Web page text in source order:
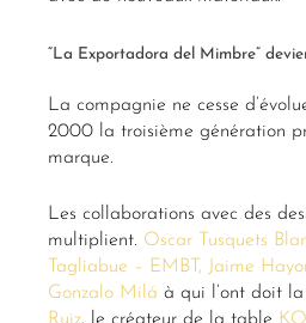
La compagnie ne cesse
Les collaborations avec des
multiplient.
Oscar Tusquets
Tagliabue – EMBT,
Jaime Hayon
Gonzalo Miláà qui l’ont doit